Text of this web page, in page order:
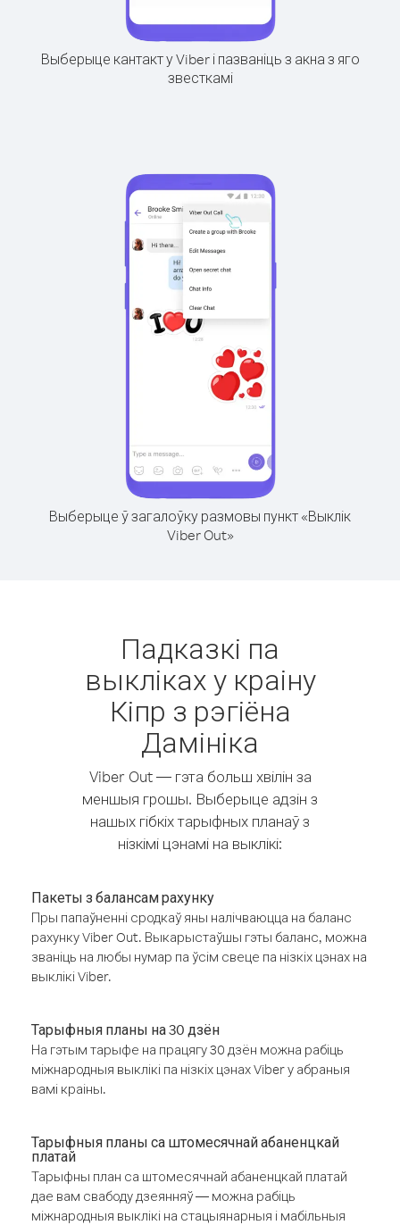
Выберыце кантакт у Viber і пазваніць з акна з яго
звесткамі
Выберыце ў загалоўку размовы пункт «Выклік
Viber Out»
Падказкі па
выкліках у краіну
Кіпр з рэгіёна
Дамініка
Viber Out — гэта больш хвілін за
меншыя грошы. Выберыце адзін з
нашых гібкіх тарыфных планаў з
нізкімі цэнамі на выклікі:
Пакеты з балансам рахунку
Пры папаўненні сродкаў яны налічваюцца на баланс
рахунку Viber Out. Выкарыстаўшы гэты баланс, можна
званіць на любы нумар па ўсім свеце па нізкіх цэнах на
выклікі Viber.
Тарыфныя планы на 30 дзён
На гэтым тарыфе на працягу 30 дзён можна рабіць
міжнародныя выклікі па нізкіх цэнах Viber у абраныя
вамі краіны.
Тарыфныя планы са штомесячнай абаненцкай
платай
Тарыфны план са штомесячнай абаненцкай платай
дае вам свабоду дзеянняў — можна рабіць
міжнародныя выклікі на стацыянарныя і мабільныя